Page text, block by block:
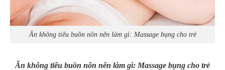
Ăn không tiêu buồn nôn nên làm gì: Massage bụng cho trẻ
Ăn không tiêu buồn nôn nên làm gì: Massage bụng cho trẻ